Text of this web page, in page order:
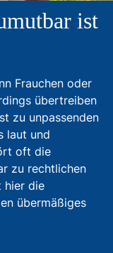
ist
Frauchen oder
übertreiben
zu unpassenden
laut und
oft die
zu rechtlichen
hier die
übermäßiges